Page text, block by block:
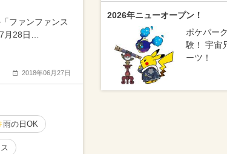
ファンファンス
月28日…
2018年06月27日
雨の日OK
2026年ニューオープン！
ポケパー
験！ 宇宙
ーツ！